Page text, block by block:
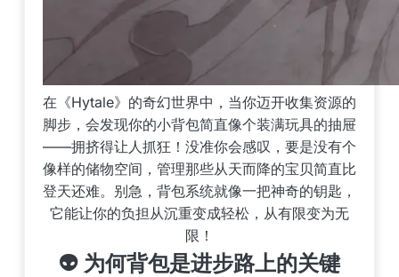
在《Hytale》的奇幻世界中，当你迈开收集资源的
脚步，会发现你的小背包简直像个装满玩具的抽屉
——拥挤得让人抓狂！没准你会感叹，要是没有个
像样的储物空间，管理那些从天而降的宝贝简直比
登天还难。别急，背包系统就像一把神奇的钥匙，
它能让你的负担从沉重变成轻松，从有限变为无
限！
👽 为何背包是进步路上的关键